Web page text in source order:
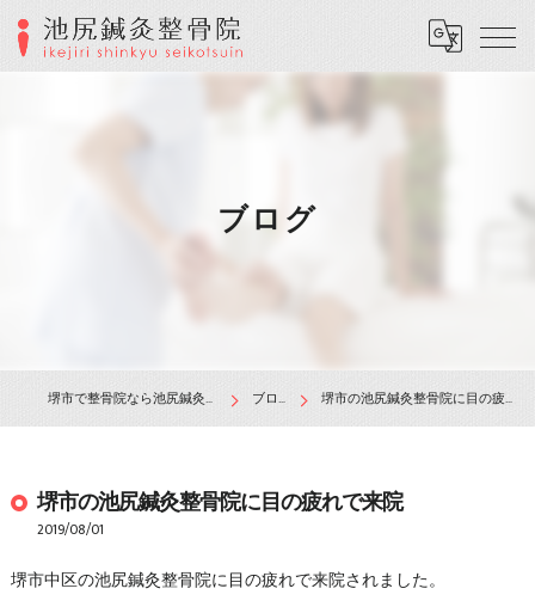
ブログ
堺市で整骨院なら池尻鍼灸整骨院 ブログ 堺市の池尻鍼灸整骨院に目の疲れで来院
堺市の池尻鍼灸整骨院に目の疲れで来院
2019/08/01
堺市中区の池尻鍼灸整骨院に目の疲れで来院されました。